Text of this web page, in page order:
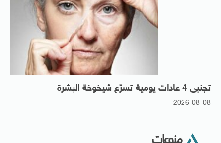
تجنبى 4 عادات يومية تسرّع شيخوخة البشرة
2026-08-08